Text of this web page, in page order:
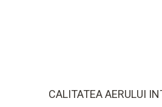
CALITATEA AERULUI